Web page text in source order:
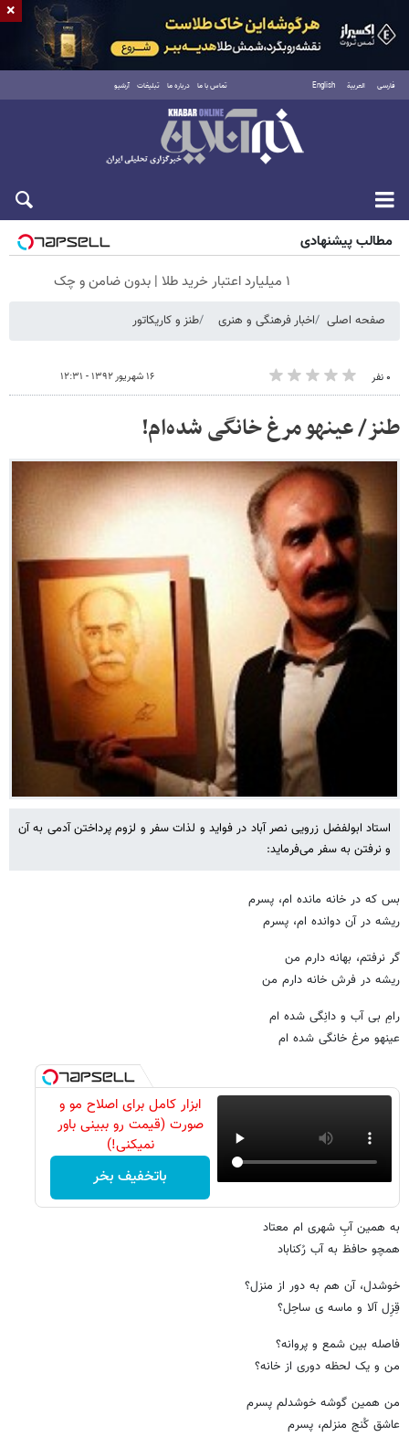
فارسی العربية English تماس با ما درباره ما تبلیغات آرشیو
پنجشنبه ۱۵ مرداد ۱۴۰۵
مطالب پیشنهادی
۱ میلیارد اعتبار خرید طلا | بدون ضامن و چک
صفحه اصلی اخبار فرهنگی و هنری طنز و کاریکاتور
۰ نفر ۱۶ شهریور ۱۳۹۲ - ۱۲:۳۱
طنز/ عینهو مرغ خانگی شده‌ام!
استاد ابولفضل زرویی نصر آباد در فواید و لذات سفر و لزوم پرداختن آدمی به آن
و نرفتن به سفر می‌فرماید:
بس که در خانه مانده ام، پسرم
ریشه در آن دوانده ام، پسرم
گر نرفتم، بهانه دارم من
ریشه در فرش خانه دارم من
رامِ بی آب و دانِگی شده ام
عینهو مرغ خانگی شده ام
ابزار کامل برای اصلاح مو و
صورت (قیمت رو ببینی باور
نمیکنی!)
باتخفیف بخر
به همین آبِ شهری ام معتاد
همچو حافظ به آب رُکناباد
خوشدل، آن هم به دور از منزل؟
قِزِل آلا و ماسه ی ساحِل؟
فاصله بین شمع و پروانه؟
من و یک لحظه دوری از خانه؟
من همین گوشه خوشدلم پسرم
عاشق کُنج منزلم، پسرم
×